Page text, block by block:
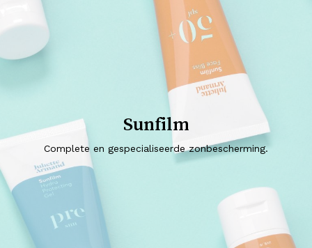
Sunfilm
Complete en gespecialiseerde zonbescherming.